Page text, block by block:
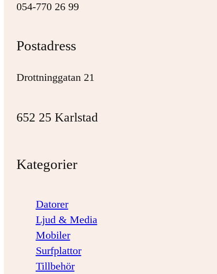
054-770 26 99
Postadress
Drottninggatan 21
652 25 Karlstad
Kategorier
Datorer
Ljud & Media
Mobiler
Surfplattor
Tillbehör